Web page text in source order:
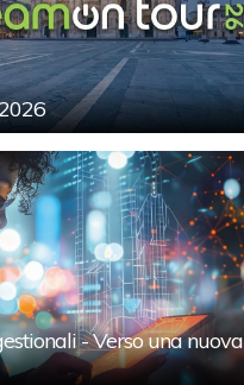
- Verso una nuova